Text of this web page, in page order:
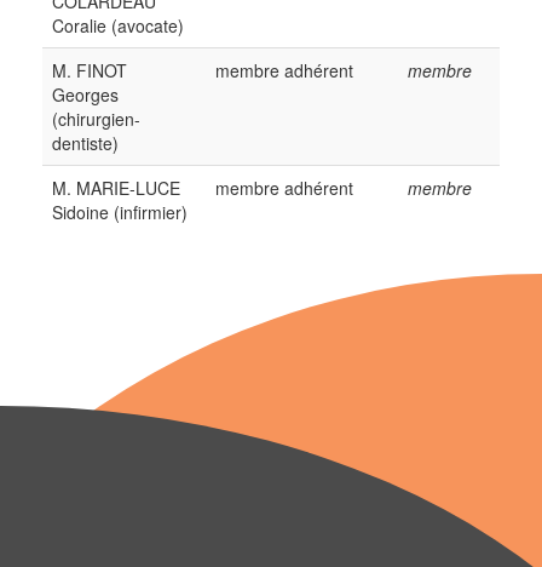
Coralie (avocate)
M. FINOT
Georges
(chirurgien-
dentiste)
membre adhérent membre
M. MARIE-LUCE
Sidoine (infirmier)
membre adhérent membre